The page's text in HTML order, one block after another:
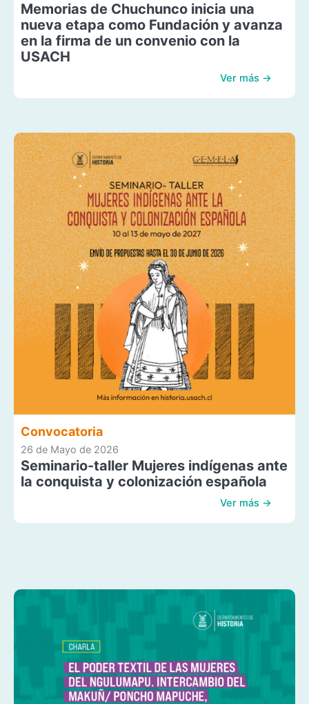
Memorias de Chuchunco inicia una
nueva etapa como Fundación y avanza
en la firma de un convenio con la
USACH
Ver más →
Convocatoria
26 de Mayo de 2026
Seminario-taller Mujeres indígenas ante
la conquista y colonización española
Ver más →